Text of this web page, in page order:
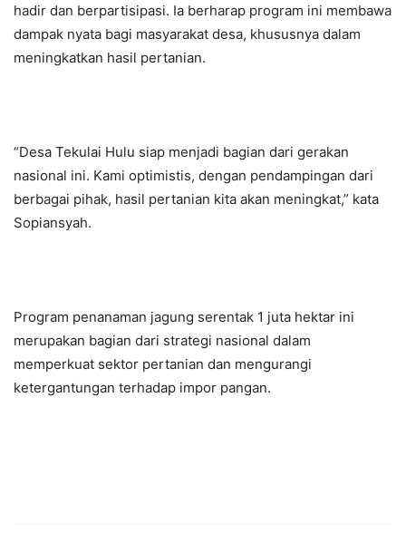
hadir dan berpartisipasi. Ia berharap program ini membawa
dampak nyata bagi masyarakat desa, khususnya dalam
meningkatkan hasil pertanian.
“Desa Tekulai Hulu siap menjadi bagian dari gerakan
nasional ini. Kami optimistis, dengan pendampingan dari
berbagai pihak, hasil pertanian kita akan meningkat,” kata
Sopiansyah.
Program penanaman jagung serentak 1 juta hektar ini
merupakan bagian dari strategi nasional dalam
memperkuat sektor pertanian dan mengurangi
ketergantungan terhadap impor pangan.